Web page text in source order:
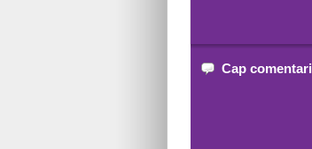
Cap comentari